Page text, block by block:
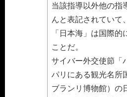
当該指導以外他の指
んと表記されていて、
「日本海」は国際的
ことだ。
サイバー外交使節「
パリにある観光名所
ブランリ博物館）の